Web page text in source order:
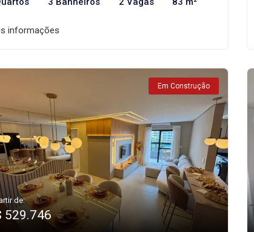
informações
Em Construção
de:
529.746